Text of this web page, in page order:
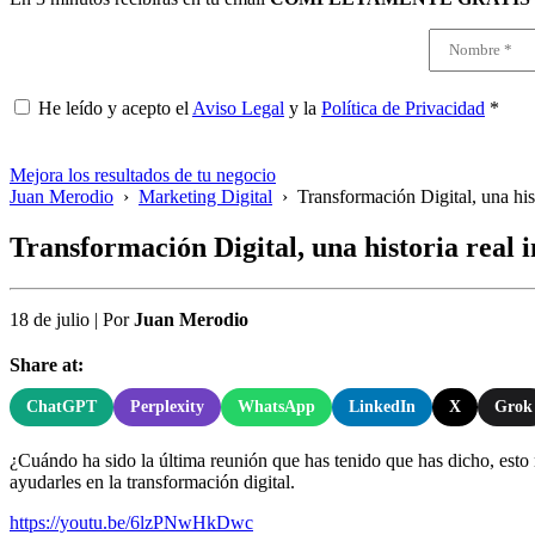
He leído y acepto el Aviso Legal y la Política de Privacidad *
Mejora los resultados de tu negocio
Juan Merodio › Marketing Digital › Transformación Digital, una
Transformación Digital, una historia real
18 de julio | PorJuan Merodio
Share at:
ChatGPT Perplexity WhatsApp LinkedIn X Grok
¿Cuándo ha sido la última reunión que has tenido que has dicho,
ayudarles en la transformación digital.
https://youtu.be/6lzPNwHkDwc